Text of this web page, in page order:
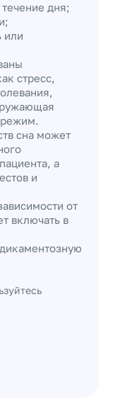
дня;
или
стресс,
сна может
а
и
от
включать в